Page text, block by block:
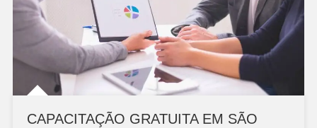
CAPACITAÇÃO GRATUITA EM SÃO